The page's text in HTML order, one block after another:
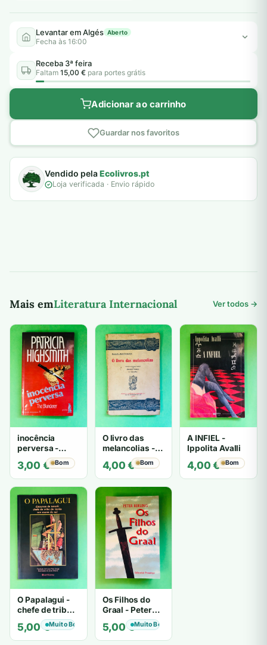
Levantar em Algés Aberto
Fecha às 16:00
Receba 3ª feira
Faltam 15,00 € para portes grátis
Adicionar ao carrinho
Guardar nos favoritos
Vendido pelaEcolivros.pt
Loja verificada · Envio rápido
Mais emLiteratura Internacional Ver todos →
inocência
perversa -
PATRICIA
HIGHSMITH
3,00 € Bom
O livro das
melancolias -
Mantegazza
4,00€ Bom
A INFIEL -
Ippolita Avalli
4,00€ Bom
O Papalagui -
chefe de tribo
de tiavéa
5,00€Muito Bom
Os Filhos do
Graal - Peter
Berling
5,00€Muito Bom